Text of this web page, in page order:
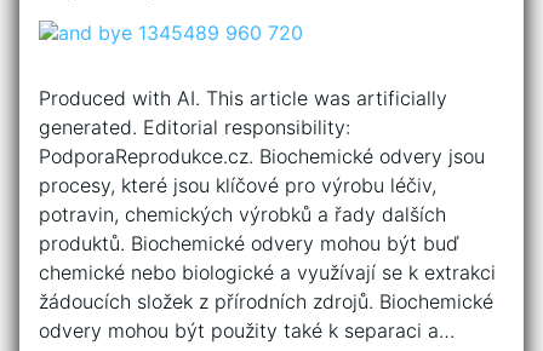
Produced with AI. This article was artificially
generated. Editorial responsibility:
PodporaReprodukce.cz. Biochemické odvery jsou
procesy, které jsou klíčové pro výrobu léčiv,
potravin, chemických výrobků a řady dalších
produktů. Biochemické odvery mohou být buď
chemické nebo biologické a využívají se k extrakci
žádoucích složek z přírodních zdrojů. Biochemické
odvery mohou být použity také k separaci a…